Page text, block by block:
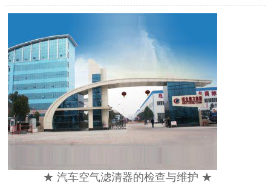
★ 汽车空气滤清器的检查与维护 ★